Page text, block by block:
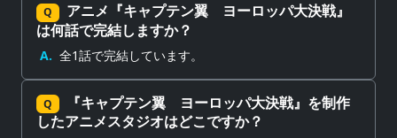
Q
アニメ『キャプテン翼 ヨーロッパ大決戦』
は何話で完結しますか？
A. 全1話で完結しています。
Q
『キャプテン翼 ヨーロッパ大決戦』を制作
したアニメスタジオはどこですか？